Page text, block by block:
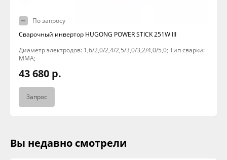
По запросу
Сварочный инвертор HUGONG POWER STICK 251W III
Диаметр электродов: 1,6/2,0/2,4/2,5/3,0/3,2/4,0/5,0; Тип сварки:
MMA;
43 680 р.
Запрос
Вы недавно смотрели